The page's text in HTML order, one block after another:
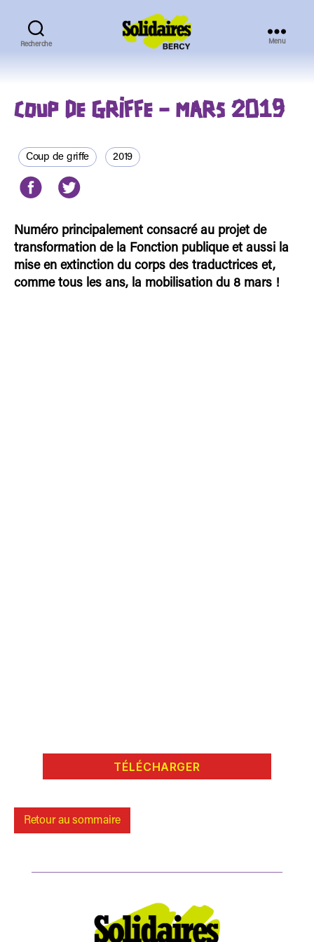
Recherche Menu
COUP DE GRIFFE – MARS 2019
Coup de griffe 2019
Numéro principalement consacré au projet de
transformation de la Fonction publique et aussi la
mise en extinction du corps des traductrices et,
comme tous les ans, la mobilisation du 8 mars !
TÉLÉCHARGER
Retour au sommaire